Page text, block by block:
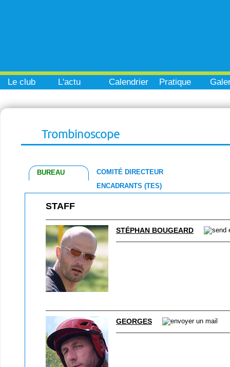
Le club L'actu Calendrier Pratique
Trombinoscope
BUREAU
COMITÉ DIRECTEUR
ENCADRANTS (TES)
STAFF
STÉPHAN BOUGEARD
GEORGES